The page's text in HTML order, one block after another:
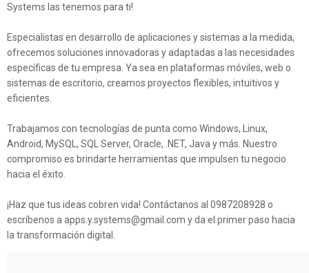
Systems las tenemos para ti!
Especialistas en desarrollo de aplicaciones y sistemas a la medida,
ofrecemos soluciones innovadoras y adaptadas a las necesidades
específicas de tu empresa. Ya sea en plataformas móviles, web o
sistemas de escritorio, creamos proyectos flexibles, intuitivos y
eficientes.
Trabajamos con tecnologías de punta como Windows, Linux,
Android, MySQL, SQL Server, Oracle, .NET, Java y más. Nuestro
compromiso es brindarte herramientas que impulsen tu negocio
hacia el éxito.
¡Haz que tus ideas cobren vida! Contáctanos al 0987208928 o
escríbenos a apps.y.systems@gmail.com y da el primer paso hacia
la transformación digital.